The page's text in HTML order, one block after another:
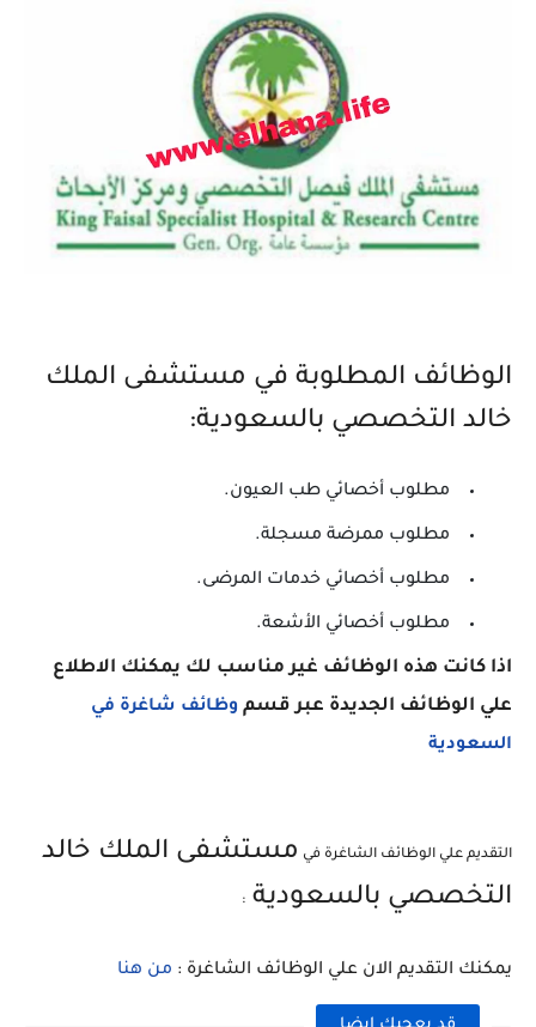
الوظائف المطلوبة في مستشفى الملك
خالد التخصصي بالسعودية:
مطلوب أخصائي طب العيون.
مطلوب ممرضة مسجلة.
مطلوب أخصائي خدمات المرضى.
مطلوب أخصائي الأشعة.
اذا كانت هذه الوظائف غير مناسب لك يمكنك الاطلاع
علي الوظائف الجديدة عبر قسم وظائف شاغرة في
السعودية
التقديم علي الوظائف الشاغرة في مستشفى الملك خالد
التخصصي بالسعودية :
يمكنك التقديم الان علي الوظائف الشاغرة : من هنا